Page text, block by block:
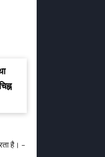
है। –